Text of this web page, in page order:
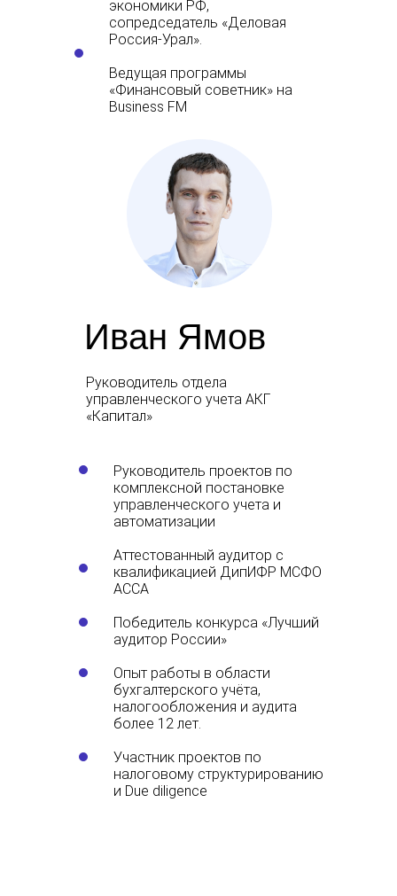
Руководитель отдела
управленческого учета АКГ
«Капитал»
Руководитель проектов по
комплексной постановке
управленческого учета и
автоматизации
Аттестованный аудитор с
квалификацией ДипИФР МСФО
АССА
Победитель конкурса «Лучший
аудитор России»
Опыт работы в области
бухгалтерского учёта,
налогообложения и аудита
более 12 лет.
Участник проектов по
налоговому структурированию
и Due diligence
Иван Ямов
экономики РФ,
сопредседатель «Деловая
Россия-Урал».
Ведущая программы
«Финансовый советник» на
Business FM